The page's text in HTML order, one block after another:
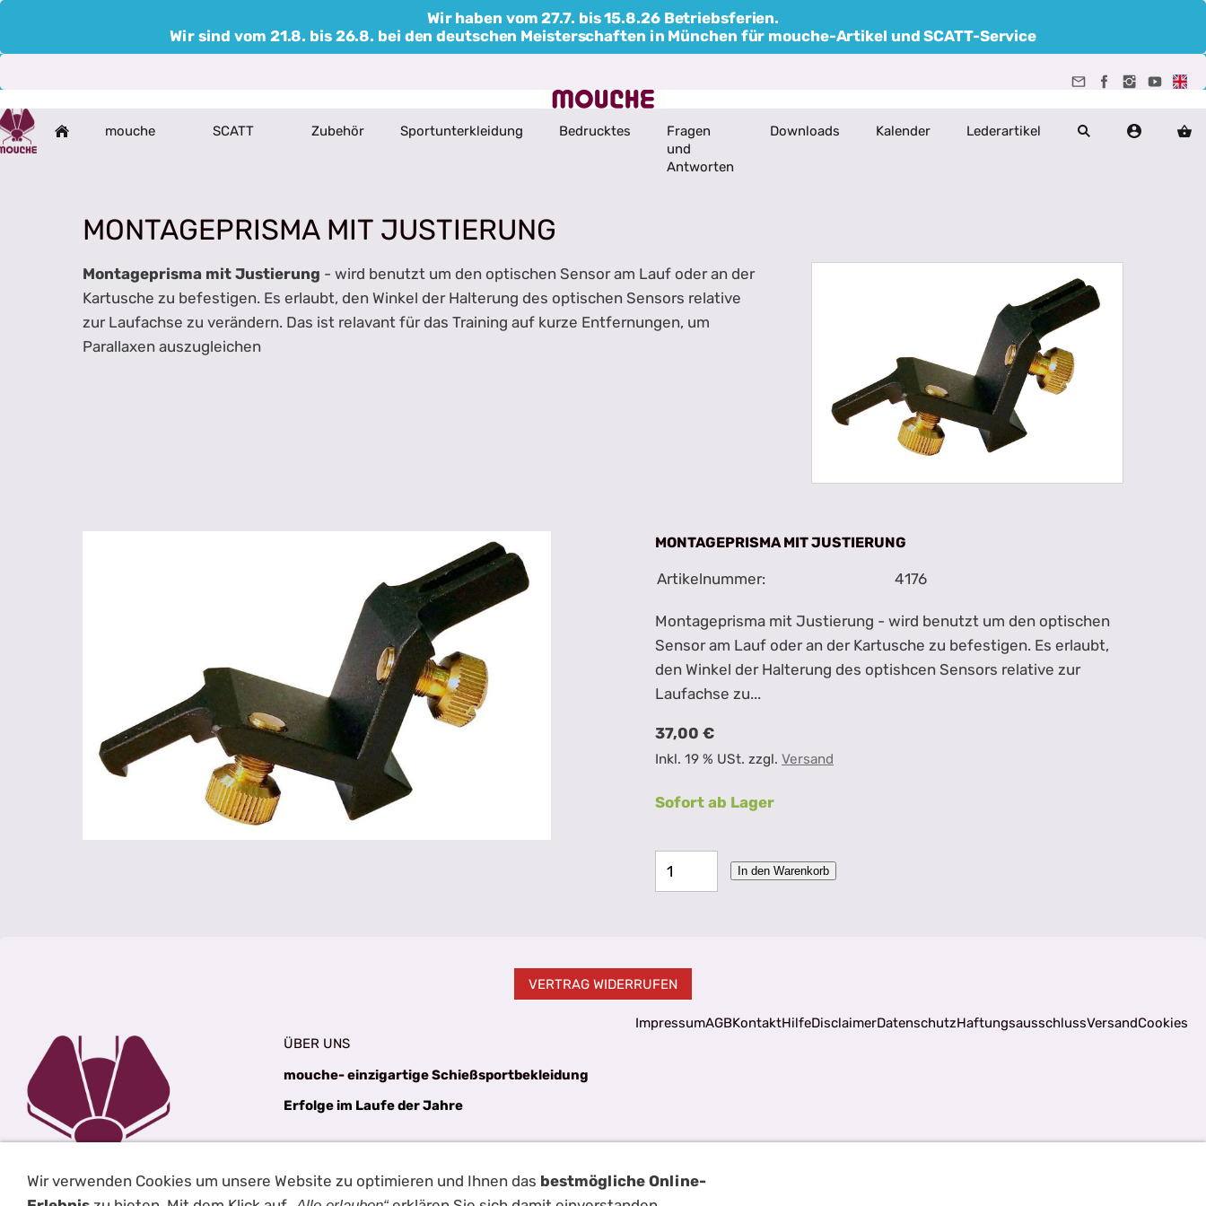
Wir haben vom 27.7. bis 15.8.26 Betriebsferien.
Wir sind vom 21.8. bis 26.8. bei den deutschen Meisterschaften in München für mouche-Artikel und SCATT-Service
mouche SCATT Zubehör Sportunterkleidung Bedrucktes
Fragen
und
Antworten
Downloads Kalender Lederartikel
MONTAGEPRISMA MIT JUSTIERUNG
Montageprisma mit Justierung - wird benutzt um den optischen Sensor am Lauf oder an der
Kartusche zu befestigen. Es erlaubt, den Winkel der Halterung des optischen Sensors relative
zur Laufachse zu verändern. Das ist relavant für das Training auf kurze Entfernungen, um
Parallaxen auszugleichen
MONTAGEPRISMA MIT JUSTIERUNG
Artikelnummer: 4176
Montageprisma mit Justierung - wird benutzt um den optischen
Sensor am Lauf oder an der Kartusche zu befestigen. Es erlaubt,
den Winkel der Halterung des optishcen Sensors relative zur
Laufachse zu...
37,00 €
Inkl. 19 % USt. zzgl. Versand
Sofort ab Lager
In den Warenkorb
VERTRAG WIDERRUFEN
ImpressumAGBKontaktHilfeDisclaimerDatenschutzHaftungsausschlussVersandCookies
ÜBER UNS
mouche- einzigartige Schießsportbekleidung
Erfolge im Laufe der Jahre
Wir verwenden Cookies um unsere Website zu optimieren und Ihnen das bestmögliche Online-